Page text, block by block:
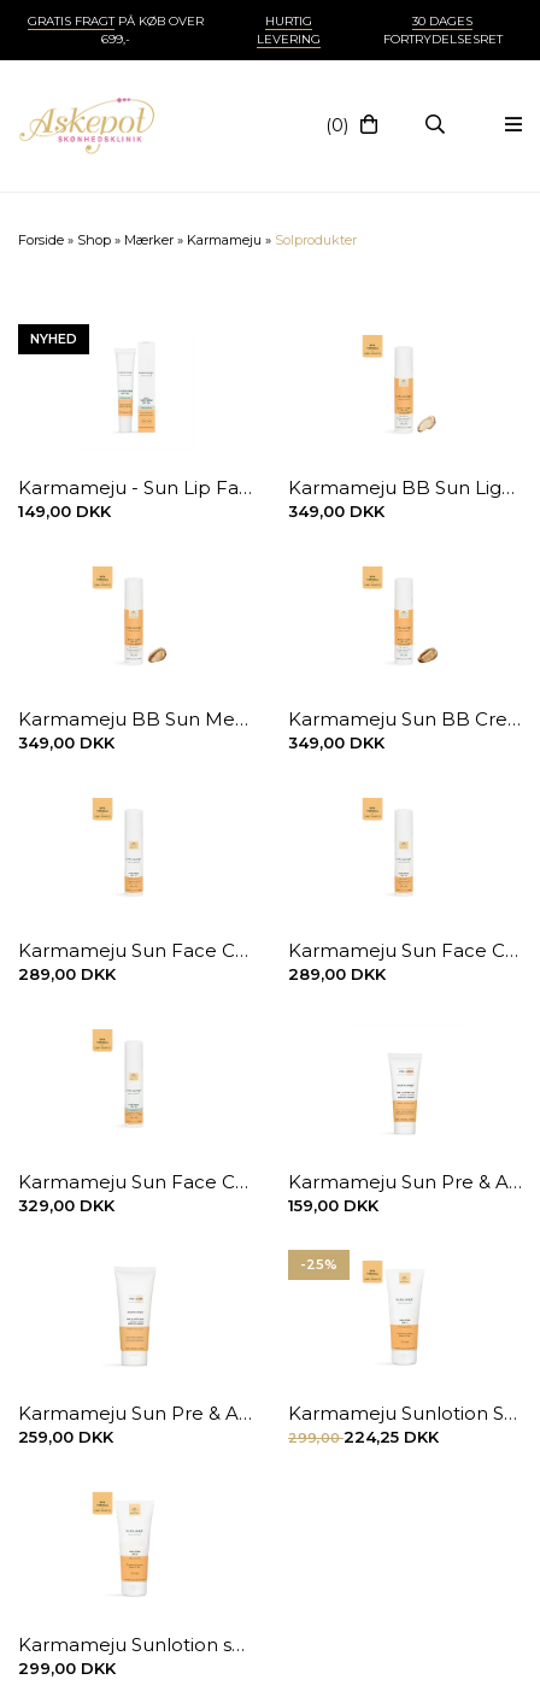
GRATIS FRAGTPÅ KØB OVER
699,-
HURTIG
LEVERING
30 DAGES
FORTRYDELSESRET
(0)
Forside » Shop » Mærker » Karmameju » Solprodukter
NYHED
Karmameju - Sun Lip Face Cream, spf.50
149,00 DKK
Karmameju BB Sun Light spf30 50 ml
349,00 DKK
Karmameju BB Sun Medium spf30 50 ml
349,00 DKK
Karmameju Sun BB Cream Deep spf30
349,00 DKK
Karmameju Sun Face Cream spf. 15
289,00 DKK
Karmameju Sun Face Cream spf. 30
289,00 DKK
Karmameju Sun Face Cream spf. 50
329,00 DKK
Karmameju Sun Pre & After Serum Lotion 100 ml
159,00 DKK
Karmameju Sun Pre & After Serum Lotion 200 ml
259,00 DKK
-25%
Karmameju Sunlotion SPF. 15, 200 ml.
299,00224,25 DKK
Karmameju Sunlotion spf.30, 200 ml.
299,00 DKK